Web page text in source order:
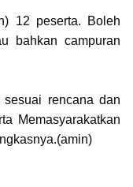
12 peserta. Boleh
bahkan campuran
rencana dan
Memasyarakatkan